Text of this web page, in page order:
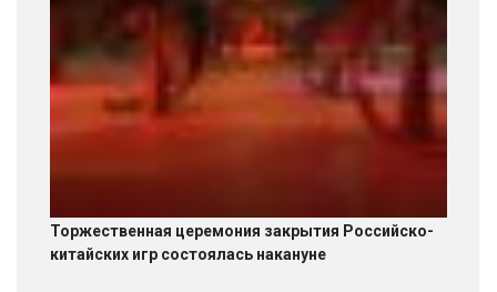
Торжественная церемония закрытия Российско-
китайских игр состоялась накануне